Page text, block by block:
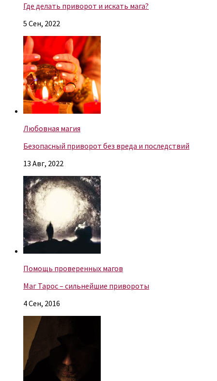
Где делать приворот и искать мага?
5 Сен, 2022
Любовная магия
Безопасный приворот без вреда и последствий
13 Авг, 2022
Помощь проверенных магов
Маг Тарос – сильнейшие привороты
4 Сен, 2016